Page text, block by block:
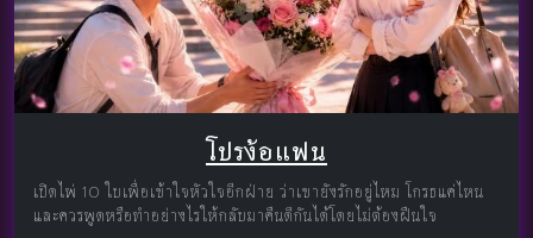
โปรง้อแฟน
เปิดไพ่ 10 ใบเพื่อเข้าใจหัวใจอีกฝ่าย ว่าเขายังรักอยู่ไหม โกรธแค่ไหน
และควรพูดหรือทำอย่างไรให้กลับมาคืนดีกันได้โดยไม่ต้องฝืนใจ